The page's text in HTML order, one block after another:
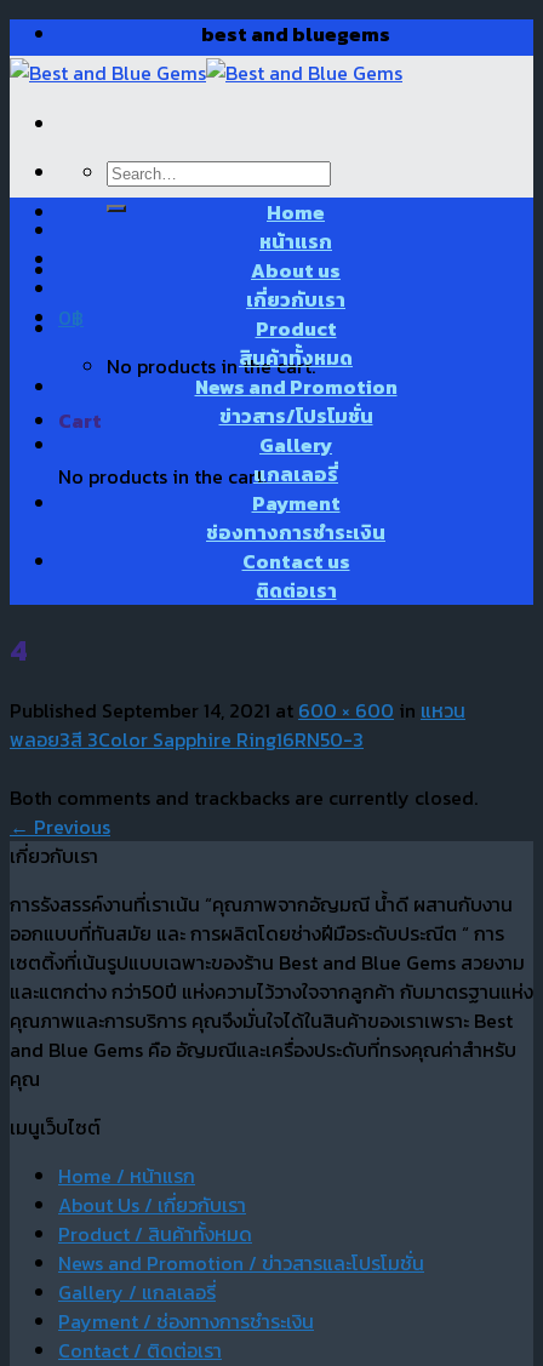
Skip
to
content
best and bluegems
Search
for:
0฿
No products in the cart.
Cart
No products in the cart.
Home
หน้าแรก
About us
เกี่ยวกับเรา
Product
สินค้าทั้งหมด
News and Promotion
ข่าวสาร/โปรโมชั่น
Gallery
แกลเลอรี่
Payment
ช่องทางการชำระเงิน
Contact us
ติดต่อเรา
4
Published September 14, 2021 at 600 × 600 in แหวน
พลอย3สี 3Color Sapphire Ring16RN50-3
Both comments and trackbacks are currently closed.
← Previous
เกี่ยวกับเรา
การรังสรรค์งานที่เราเน้น “คุณภาพจากอัญมณี น้ำดี ผสานกับงาน
ออกแบบที่ทันสมัย และ การผลิตโดยช่างฝีมือระดับประณีต “ การ
เซตติ้งที่เน้นรูปแบบเฉพาะของร้าน Best and Blue Gems สวยงาม
และแตกต่าง กว่า50ปี แห่งความไว้วางใจจากลูกค้า กับมาตรฐานแห่ง
คุณภาพและการบริการ คุณจึงมั่นใจได้ในสินค้าของเราเพราะ Best
and Blue Gems คือ อัญมณีและเครื่องประดับที่ทรงคุณค่าสำหรับ
คุณ
เมนูเว็บไซต์
Home / หน้าแรก
About Us / เกี่ยวกับเรา
Product / สินค้าทั้งหมด
News and Promotion / ข่าวสารและโปรโมชั่น
Gallery / แกลเลอรี่
Payment / ช่องทางการชำระเงิน
Contact / ติดต่อเรา